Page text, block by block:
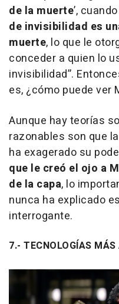
de la muerte’,
de invisibilidad es
muerte, lo que le
conceder a quien lo
invisibilidad”.
es, ¿cómo puede ver
Aunque hay teorías
razonables son que
ha exagerado su
que le creó el ojo a
de la capa, lo
nunca ha explicado
interrogante.
7.- TECNOLOGÍAS